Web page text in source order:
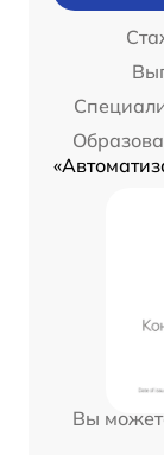
Вы